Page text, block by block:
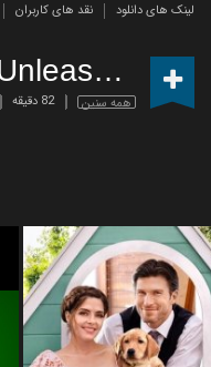
لینک های دانلود نقد های کاربران
Love Unleashed
همه سنین 82 دقیقه